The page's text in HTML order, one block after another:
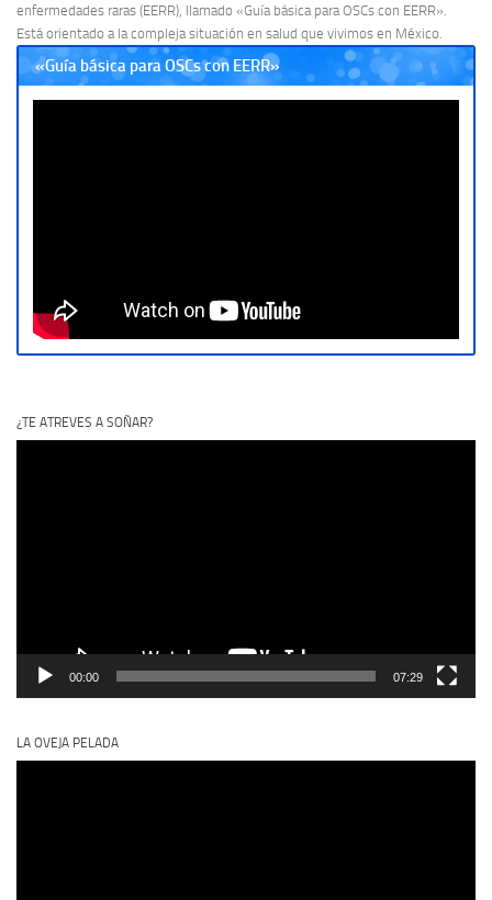
enfermedades raras (EERR), llamado «Guía básica para OSCs con EERR».
Está orientado a la compleja situación en salud que vivimos en México.
«Guía básica para OSCs con EERR»
¿TE ATREVES A SOÑAR?
00:00 07:29
LA OVEJA PELADA